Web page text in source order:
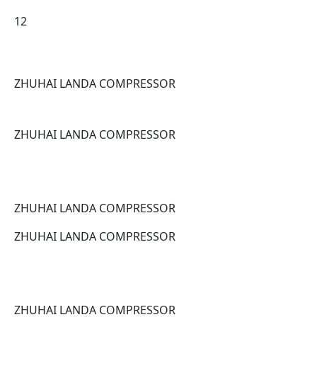
12
ZHUHAI LANDA COMPRESSOR
ZHUHAI LANDA COMPRESSOR
ZHUHAI LANDA COMPRESSOR
ZHUHAI LANDA COMPRESSOR
ZHUHAI LANDA COMPRESSOR